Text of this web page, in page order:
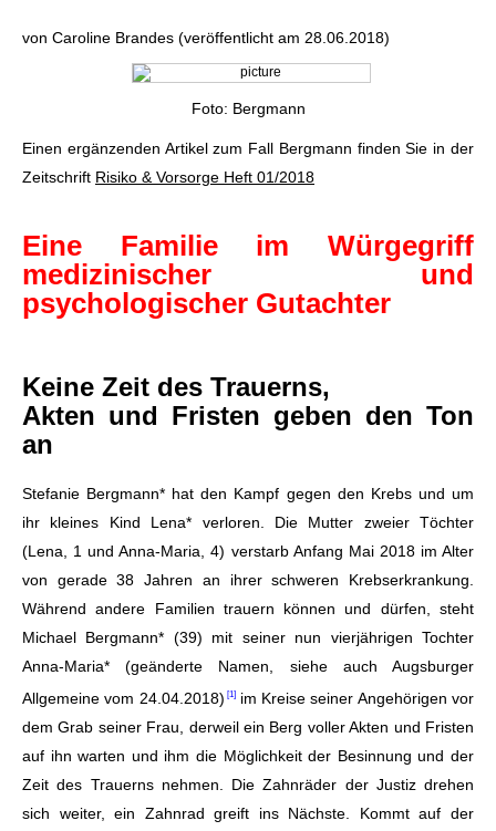
von Caroline Brandes (veröffentlicht am 28.06.2018)
Foto: Bergmann
Einen ergänzenden Artikel zum Fall Bergmann finden Sie in der
Zeitschrift Risiko & Vorsorge Heft 01/2018
Eine Familie im Würgegriff
medizinischer und
psychologischer Gutachter
Keine Zeit des Trauerns,
Akten und Fristen geben den Ton
an
Stefanie Bergmann* hat den Kampf gegen den Krebs und um
ihr kleines Kind Lena* verloren. Die Mutter zweier Töchter
(Lena, 1 und Anna-Maria, 4) verstarb Anfang Mai 2018 im Alter
von gerade 38 Jahren an ihrer schweren Krebserkrankung.
Während andere Familien trauern können und dürfen, steht
Michael Bergmann* (39) mit seiner nun vierjährigen Tochter
Anna-Maria*(geänderte Namen, siehe auch Augsburger
Allgemeine vom 24.04.2018)
im Kreise seiner Angehörigen vor
dem Grab seiner Frau, derweil ein Berg voller Akten und Fristen
auf ihn warten und ihm die Möglichkeit der Besinnung und der
Zeit des Trauerns nehmen. Die Zahnräder der Justiz drehen
sich weiter, ein Zahnrad greift ins Nächste. Kommt auf der